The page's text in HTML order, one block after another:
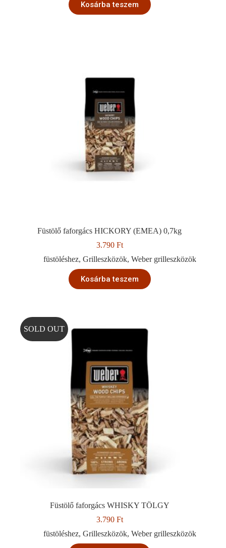
Kosárba teszem
Füstölő faforgács HICKORY (EMEA) 0,7kg
3.790 Ft
füstöléshez, Grilleszközök, Weber grilleszközök
Kosárba teszem
SOLD OUT
Füstölő faforgács WHISKY TÖLGY
3.790 Ft
füstöléshez, Grilleszközök, Weber grilleszközök